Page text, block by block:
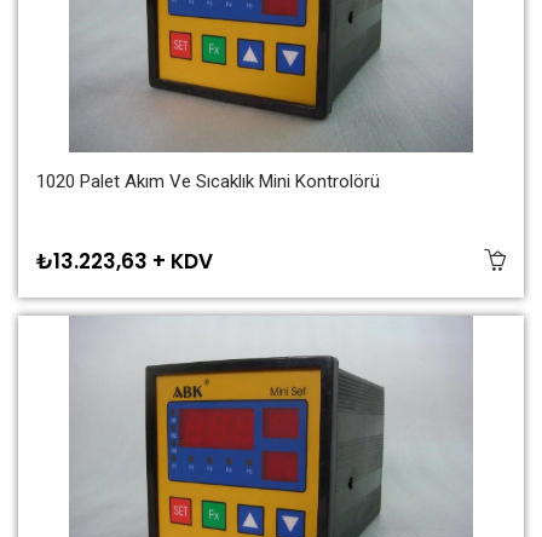
1020 Palet Akım Ve Sıcaklık Mini Kontrolörü
₺13.223,63 + KDV